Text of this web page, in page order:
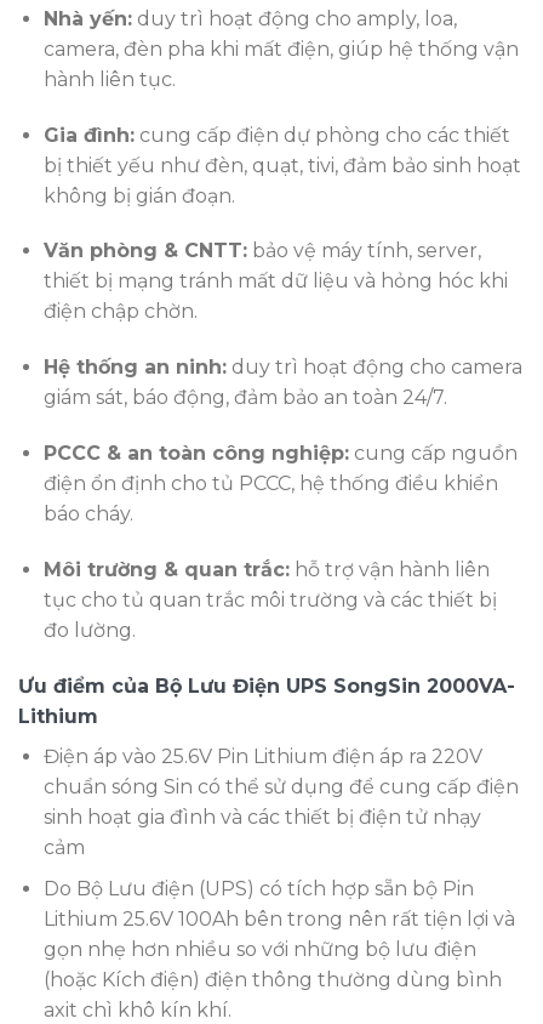
Nhà yến:duy trì hoạt động cho amply, loa,
camera, đèn pha khi mất điện, giúp hệ thống vận
hành liên tục.
Gia đình:cung cấp điện dự phòng cho các thiết
bị thiết yếu như đèn, quạt, tivi, đảm bảo sinh hoạt
không bị gián đoạn.
Văn phòng & CNTT:bảo vệ máy tính, server,
thiết bị mạng tránh mất dữ liệu và hỏng hóc khi
điện chập chờn.
Hệ thống an ninh:duy trì hoạt động cho camera
giám sát, báo động, đảm bảo an toàn 24/7.
PCCC & an toàn công nghiệp:cung cấp nguồn
điện ổn định cho tủ PCCC, hệ thống điều khiển
báo cháy.
Môi trường & quan trắc:hỗ trợ vận hành liên
tục cho tủ quan trắc môi trường và các thiết bị
đo lường.
Ưu điểm của Bộ Lưu Điện UPS SongSin 2000VA-
Lithium
Điện áp vào 25.6V Pin Lithium điện áp ra 220V
chuẩn sóng Sin có thể sử dụng để cung cấp điện
sinh hoạt gia đình và các thiết bị điện tử nhạy
cảm
Do Bộ Lưu điện (UPS) có tích hợp sẵn bộ Pin
Lithium 25.6V 100Ah bên trong nên rất tiện lợi và
gọn nhẹ hơn nhiều so với những bộ lưu điện
(hoặc Kích điện) điện thông thường dùng bình
axit chì khô kín khí.